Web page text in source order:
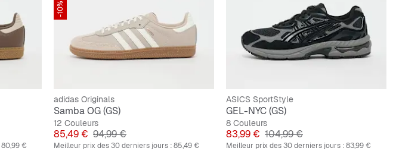
80,99 €
-10%
adidas Originals
Samba OG (GS)
12 Couleurs
Prix
85,49 € Prix original
94,99 €
Meilleur prix des 30 derniers jours :85,49 €
ASICS SportStyle
GEL-NYC (GS)
8 Couleurs
Prix
83,99 € Prix original
104,99 €
Meilleur prix des 30 derniers jours :83,99 €